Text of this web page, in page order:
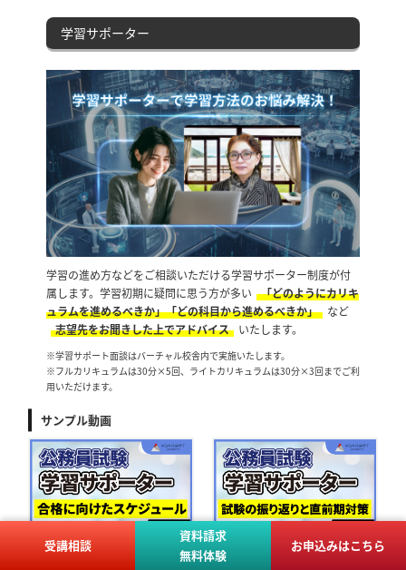
学習サポーター
学習の進め方などをご相談いただける学習サポーター制度が付
属します。学習初期に疑問に思う方が多い
「どのようにカリキ
ュラムを進めるべきか」「どの科目から進めるべきか」
など
志望先をお聞きした上でアドバイス
いたします。
※学習サポート面談はバーチャル校舎内で実施いたします。
※フルカリキュラムは30分×5回、ライトカリキュラムは30分×3回までご利
用いただけます。
サンプル動画
受講相談
資料請求
無料体験
お申込みはこちら